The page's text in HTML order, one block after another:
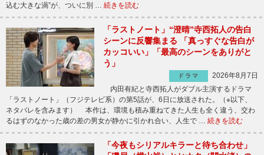
込む大きな渦”が、ついに別 … 続きを読む
「ラストノート」“澄晴”寺西拓人の告白
シーンに反響集まる 「真っすぐな告白が
カッコいい」「最高のシーンをありがと
う」
ドラマ
2026年8月7日
内田有紀と寺西拓人がダブル主演するドラマ
「ラストノート」（フジテレビ系）の第5話が、6日に放送された。（※以下、
ネタバレを含みます） 本作は、環境も積み重ねてきた人生も全く違う、交わ
るはずのなかった歳の差の男女が静かに引かれ合い、人生で … 続きを読む
「今夜もシリアルキラーと待ち合わせ」